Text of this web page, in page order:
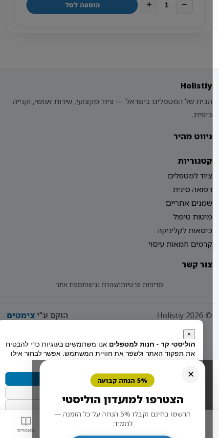
הוספה לסל
Holistiy
הבית של המטפלים בישראל — ציוד מקצועי, שירות אנושי, וקנייה
כיפית.
ניווט מהיר
קטגוריות
ציוד למטפלים
רפואה סינית
שמנים אתריים
מיטות טיפול
כיסאות לקליניקה
קרמים חמאות עיסוי
צור קשר
מדיניות פרטיותהצהרת נגישותמפת אתר
© 2026 Holistiy הוקם ע"יצימטים
מאמרים
✕
5% הנחה קבועה
הצטרפו למועדון הוליסטי
הרשמו בחינם וקבלו 5% הנחה על כל הזמנה —
לתמיד.
הוליסטי קר - חנות למטפליםאנו משתמשים בעוגיות כדי להבטיח
את תפקוד האתר ולשפר את חוויית המשתמש. אפשר לבחור אילו
סוגי עוגיות להפעיל.
קבל הכל
העדפות
מדיניות הפרטיות